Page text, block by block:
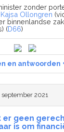
zonder
Kajsa Ollongren
binnenlandse
(D66)
en antwoorden
2021
er geen
is om